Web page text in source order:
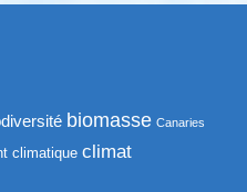
biomasse Canaries
climatique climat